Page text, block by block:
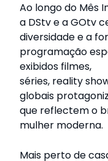
Ao longo do Mês
a DStv e a GOtv
diversidade e a
programação
exibidos filmes,
séries, reality
globais
que reflectem o
mulher moderna.
Mais perto de